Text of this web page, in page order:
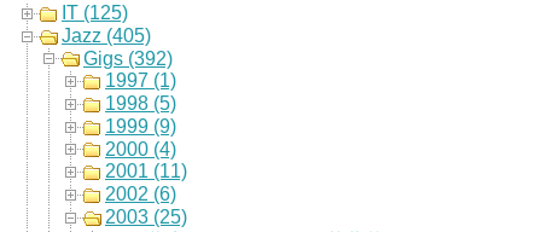
IT (125)
Jazz (405)
Gigs (392)
1997 (1)
1998 (5)
1999 (9)
2000 (4)
2001 (11)
2002 (6)
2003 (25)